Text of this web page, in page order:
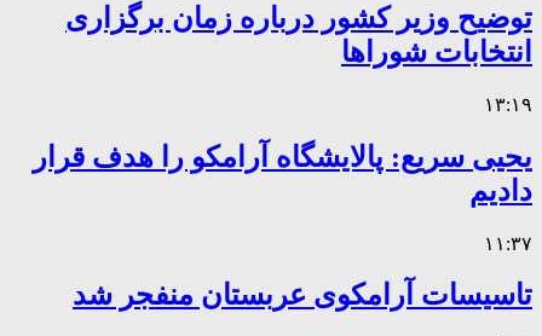
توضیح وزیر کشور درباره زمان برگزاری
انتخابات شوراها
۱۳:۱۹
یحیی سریع: پالایشگاه آرامکو را هدف قرار
دادیم
۱۱:۳۷
تاسیسات آرامکوی عربستان منفجر شد